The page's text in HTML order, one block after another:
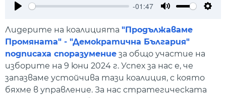
-01:47
Лидерите на коалицията "Продължаваме
Промяната" - "Демократична България"
подписаха споразумение за общо участие на
изборите на 9 юни 2024 г. Успех за нас е, че
запазваме устойчива тази коалиция, с която
бяхме в управление. За нас стратегическата